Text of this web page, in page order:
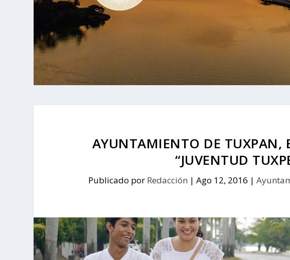
AYUNTAMIENTO DE TUXPAN,
“JUVENTUD
Publicado por Redacción | Ago 12, 2016 |